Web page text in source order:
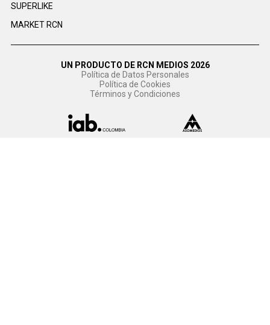
SUPERLIKE
MARKET RCN
UN PRODUCTO DE RCN MEDIOS 2026
Política de Datos Personales
Política de Cookies
Términos y Condiciones